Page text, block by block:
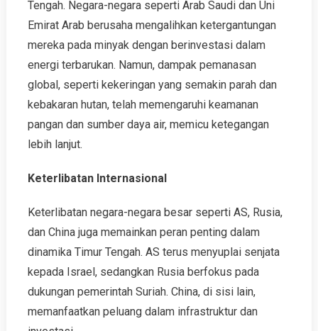
Tengah. Negara-negara seperti Arab Saudi dan Uni
Emirat Arab berusaha mengalihkan ketergantungan
mereka pada minyak dengan berinvestasi dalam
energi terbarukan. Namun, dampak pemanasan
global, seperti kekeringan yang semakin parah dan
kebakaran hutan, telah memengaruhi keamanan
pangan dan sumber daya air, memicu ketegangan
lebih lanjut.
Keterlibatan Internasional
Keterlibatan negara-negara besar seperti AS, Rusia,
dan China juga memainkan peran penting dalam
dinamika Timur Tengah. AS terus menyuplai senjata
kepada Israel, sedangkan Rusia berfokus pada
dukungan pemerintah Suriah. China, di sisi lain,
memanfaatkan peluang dalam infrastruktur dan